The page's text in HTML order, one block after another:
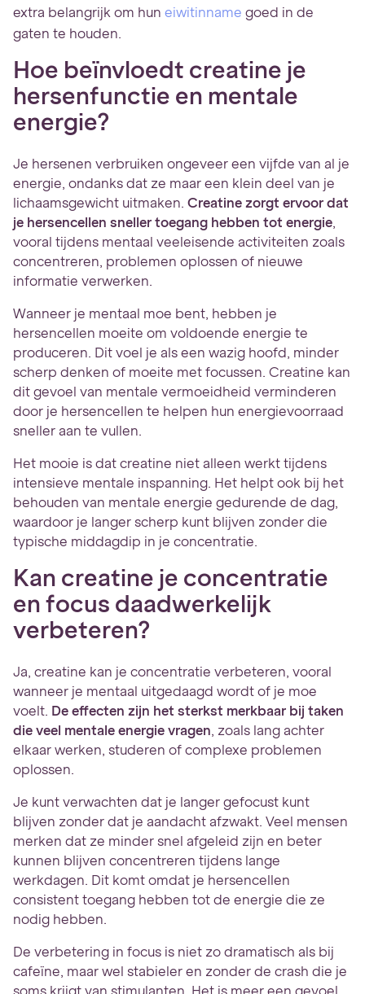
extra belangrijk om hun eiwitinname goed in de
gaten te houden.
Hoe beïnvloedt creatine je
hersenfunctie en mentale
energie?
Je hersenen verbruiken ongeveer een vijfde van al je
energie, ondanks dat ze maar een klein deel van je
lichaamsgewicht uitmaken. Creatine zorgt ervoor dat
je hersencellen sneller toegang hebben tot energie,
vooral tijdens mentaal veeleisende activiteiten zoals
concentreren, problemen oplossen of nieuwe
informatie verwerken.
Wanneer je mentaal moe bent, hebben je
hersencellen moeite om voldoende energie te
produceren. Dit voel je als een wazig hoofd, minder
scherp denken of moeite met focussen. Creatine kan
dit gevoel van mentale vermoeidheid verminderen
door je hersencellen te helpen hun energievoorraad
sneller aan te vullen.
Het mooie is dat creatine niet alleen werkt tijdens
intensieve mentale inspanning. Het helpt ook bij het
behouden van mentale energie gedurende de dag,
waardoor je langer scherp kunt blijven zonder die
typische middagdip in je concentratie.
Kan creatine je concentratie
en focus daadwerkelijk
verbeteren?
Ja, creatine kan je concentratie verbeteren, vooral
wanneer je mentaal uitgedaagd wordt of je moe
voelt. De effecten zijn het sterkst merkbaar bij taken
die veel mentale energie vragen, zoals lang achter
elkaar werken, studeren of complexe problemen
oplossen.
Je kunt verwachten dat je langer gefocust kunt
blijven zonder dat je aandacht afzwakt. Veel mensen
merken dat ze minder snel afgeleid zijn en beter
kunnen blijven concentreren tijdens lange
werkdagen. Dit komt omdat je hersencellen
consistent toegang hebben tot de energie die ze
nodig hebben.
De verbetering in focus is niet zo dramatisch als bij
cafeïne, maar wel stabieler en zonder de crash die je